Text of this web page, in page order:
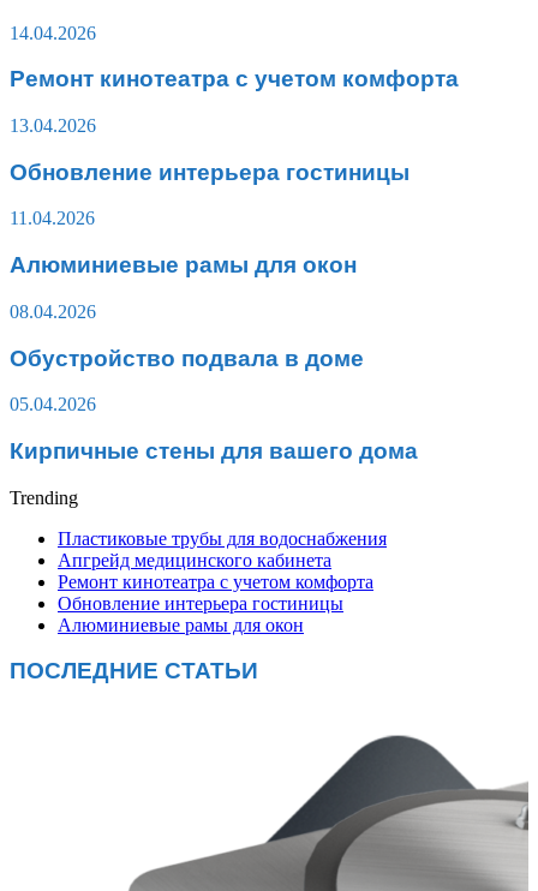
14.04.2026
Ремонт кинотеатра с учетом комфорта
13.04.2026
Обновление интерьера гостиницы
11.04.2026
Алюминиевые рамы для окон
08.04.2026
Обустройство подвала в доме
05.04.2026
Кирпичные стены для вашего дома
Trending
Пластиковые трубы для водоснабжения
Апгрейд медицинского кабинета
Ремонт кинотеатра с учетом комфорта
Обновление интерьера гостиницы
Алюминиевые рамы для окон
ПОСЛЕДНИЕ СТАТЬИ